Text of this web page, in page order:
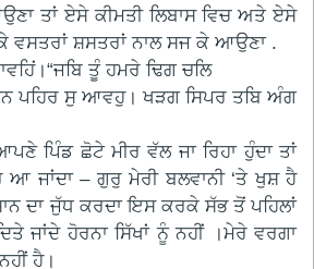
ਤਾਂ ਏਸੇ ਕੀਮਤੀ ਲਿਬਾਸ ਵਿਚ ਅਤੇ ਏਸੇ
ਵਸਤਰਾਂ ਸ਼ਸਤਰਾਂ ਨਾਲ ਸਜ ਕੇ ਆਉਣਾ .
ਤੂੰ ਹਮਰੇ ਢਿਗ ਚਲਿ
ਪਹਿਰ ਸੁ ਆਵਹੁ। ਖੜਗ ਸਿਪਰ ਤਬਿ ਅੰਗ
ਪਿੰਡ ਛੋਟੇ ਮੀਰ ਵੱਲ ਜਾ ਰਿਹਾ ਹੁੰਦਾ ਤਾਂ
ਜਾਂਦਾ – ਗੁਰੁ ਮੇਰੀ ਬਲਵਾਨੀ ‘ਤੇ ਖੁਸ਼ ਹੈ
ਦਾ ਜੁੱਧ ਕਰਦਾ ਇਸ ਕਰਕੇ ਸੱਭ ਤੋਂ ਪਹਿਲਾਂ
ਜਾਂਦੇ ਹੋਰਨਾ ਸਿੱਖਾਂ ਨੂੰ ਨਹੀਂ ।ਮੇਰੇ ਵਰਗਾ
ਹੈ।